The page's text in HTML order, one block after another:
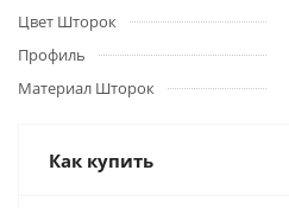
Цвет Шторок
Профиль
Материал Шторок
Как купить